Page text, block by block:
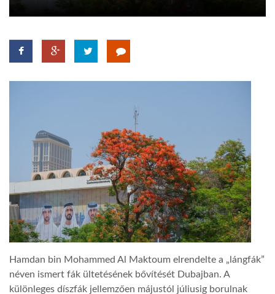
GLOBOBOOK
Hamdan bin Mohammed Al Maktoum elrendelte a „lángfák”
néven ismert fák ültetésének bővítését Dubajban. A
különleges díszfák jellemzően májustól júliusig borulnak